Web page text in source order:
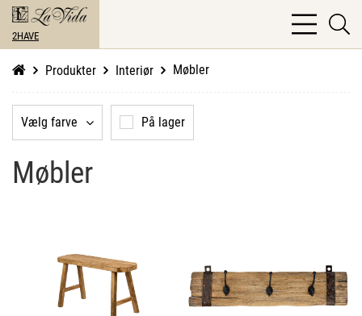
2HAVE
bars
light
Produkter Interiør Møbler
Vælg farve På lager
Møbler